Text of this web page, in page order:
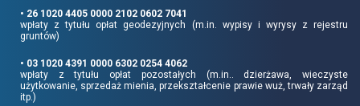
• 26 1020 4405 0000 2102 0602 7041
wpłaty z tytułu opłat geodezyjnych (m.in. wypisy i wyrysy z rejestru
gruntów)
• 03 1020 4391 0000 6302 0254 4062
wpłaty z tytułu opłat pozostałych (m.in.. dzierżawa, wieczyste
użytkowanie, sprzedaż mienia, przekształcenie prawie wuż, trwały zarząd
itp.)